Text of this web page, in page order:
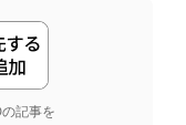
記事を